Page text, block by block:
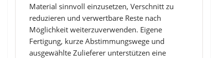
Material sinnvoll einzusetzen, Verschnitt zu
reduzieren und verwertbare Reste nach
Möglichkeit weiterzuverwenden. Eigene
Fertigung, kurze Abstimmungswege und
ausgewählte Zulieferer unterstützen eine